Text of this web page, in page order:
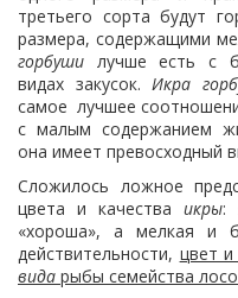
третьего сорта будут
размера, содержащими
горбуши лучше есть с
видах закусок.Икра
самое лучшее
с малым содержанием
она имеет превосходный
Сложилось ложное
цвета и качества икры:
«хороша», а мелкая и
действительности, цвет и
вида рыбы семейства